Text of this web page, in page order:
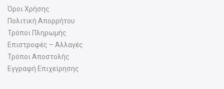
Όροι Χρήσης
Πολιτική Απορρήτου
Τρόποι Πληρωμής
Επιστροφές – Αλλαγές
Τρόποι Αποστολής
Εγγραφή Επιχείρησης